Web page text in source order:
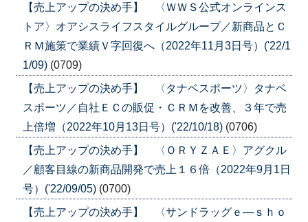
【売上アップの決め手】 〈ＷＷＳ公式オンラインス
トア〉オアシスライフスタイルグループ／新商品とＣ
ＲＭ施策で業績Ｖ字回復へ（2022年11月3日号）('22/1
1/09) (0709)
【売上アップの決め手】 〈タナベスポーツ〉タナベ
スポーツ／自社ＥＣの販促・ＣＲＭを改善、３年で売
上倍増（2022年10月13日号）('22/10/18) (0706)
【売上アップの決め手】 〈ＯＲＹＺＡＥ〉アグクル
／顧客目線の新商品開発で売上１６倍（2022年9月1日
号）('22/09/05) (0700)
【売上アップの決め手】 〈サンドラッグｅ―ｓｈｏ